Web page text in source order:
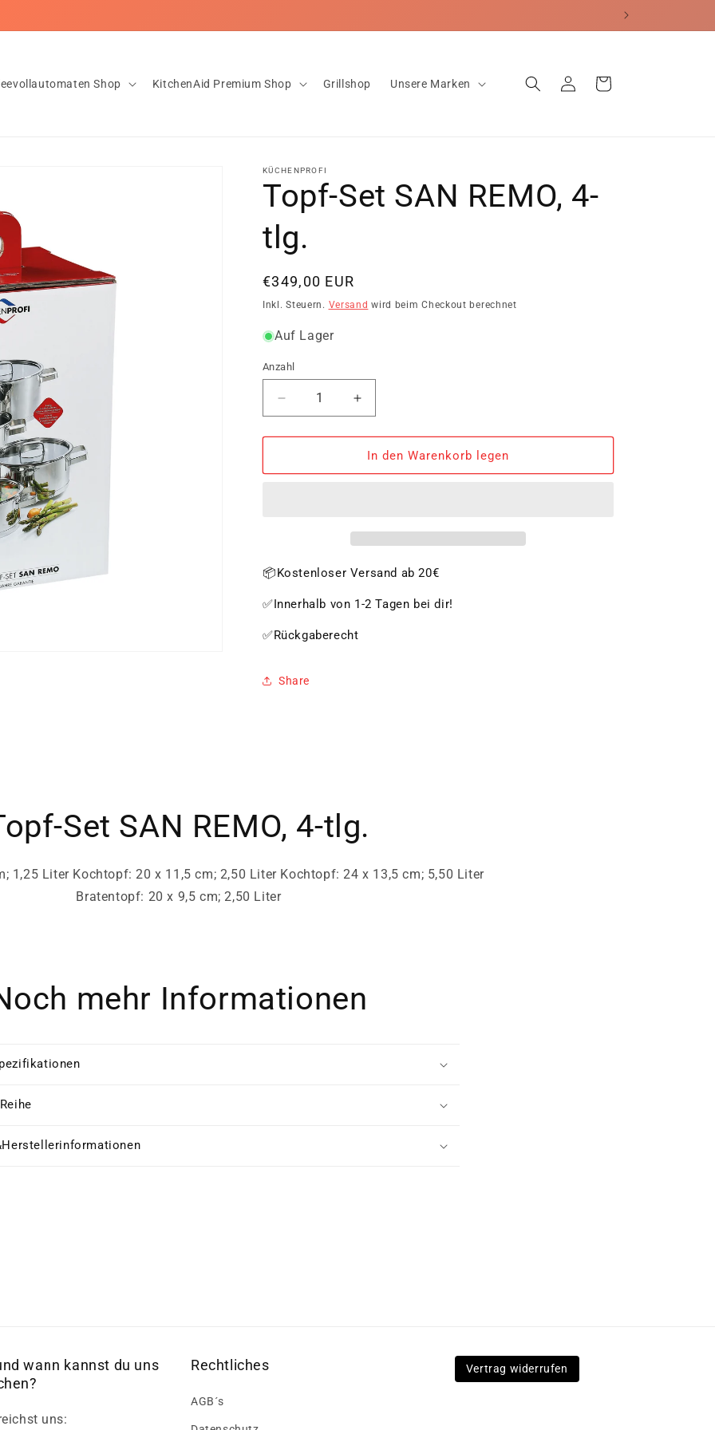
Shop KitchenAid Premium Shop Grillshop Unsere Marken EinloggenWarenkorb
KÜCHENPROFI
Topf-Set SAN REMO, 4-
tlg.
Normaler
Preis
€349,00 EUR
Inkl. Steuern. Versand wird beim Checkout berechnet
Auf Lager
Anzahl
Verringere
die
Menge
Topf-
Erhöhe
die
Menge
für
Topf-
In den Warenkorb legen
📦Kostenloser Versand ab 20€
✅Innerhalb von 1-2 Tagen bei dir!
✅Rückgaberecht
Share
Set SAN REMO, 4-tlg.
1,25 Liter Kochtopf: 20 x 11,5 cm; 2,50 Liter Kochtopf: 24 x 13,5 cm; 5,50 Liter
Bratentopf: 20 x 9,5 cm; 2,50 Liter
mehr Informationen
wann kannst du uns
uns:
Rechtliches
AGB´s
Vertrag widerrufen